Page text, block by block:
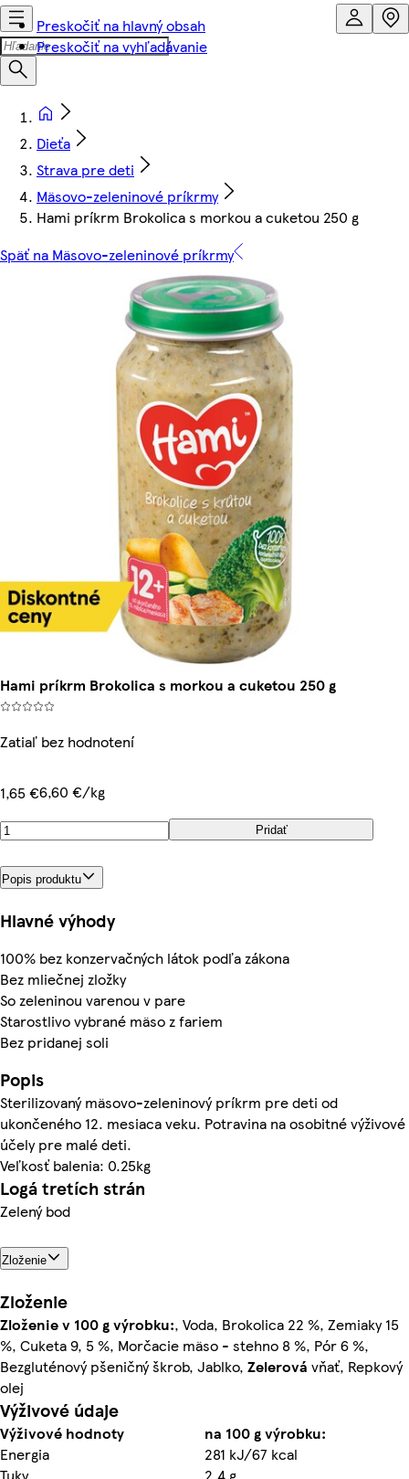
Preskočiť na hlavný obsah
Preskočiť na vyhľadávanie
Dieťa
Strava pre deti
Mäsovo-zeleninové príkrmy
Hami príkrm Brokolica s morkou a cuketou 250 g
Späť na Mäsovo-zeleninové príkrmy
Hami príkrm Brokolica s morkou a cuketou 250 g
Zatiaľ bez hodnotení
1,65 €6,60 €/kg
Pridať
Popis produktu
Hlavné výhody
100% bez konzervačných látok podľa zákona
Bez mliečnej zložky
So zeleninou varenou v pare
Starostlivo vybrané mäso z fariem
Bez pridanej soli
Popis
Sterilizovaný mäsovo-zeleninový príkrm pre deti od
ukončeného 12. mesiaca veku. Potravina na osobitné výživové
účely pre malé deti.
Veľkosť balenia: 0.25kg
Logá tretích strán
Zelený bod
Zloženie
Zloženie
Zloženie v 100 g výrobku:, Voda, Brokolica 22 %, Zemiaky 15
%, Cuketa 9, 5 %, Morčacie mäso - stehno 8 %, Pór 6 %,
Bezgluténový pšeničný škrob, Jablko, Zelerová vňať, Repkový
olej
Výživové údaje
Výživové hodnoty
na 100 g výrobku:
Energia
281 kJ/67 kcal
Tuky
2,4 g